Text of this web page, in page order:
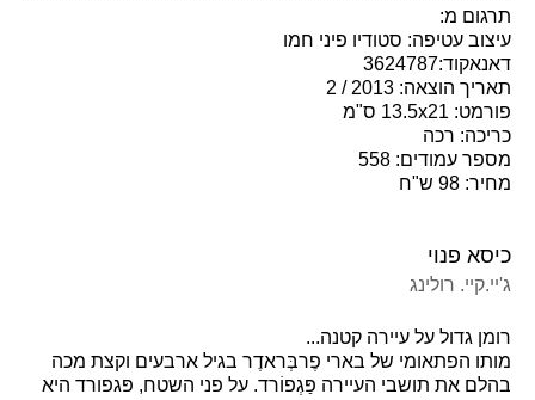
תרגום מ:
עיצוב עטיפה: סטודיו פיני חמו
דאנאקוד:3624787
תאריך הוצאה: 2013 / 2
פורמט: 13.5x21 ס"מ
כריכה: רכה
מספר עמודים: 558
מחיר: 98 ש"ח
כיסא פנוי
ג'יי.קיי. רולינג
רומן גדול על עיירה קטנה...
מותו הפתאומי של בארי פֶרבְּראדֶר בגיל ארבעים וקצת מכה
בהלם את תושבי העיירה פַּגְפוֹרד. על פני השטח, פּגפורד היא